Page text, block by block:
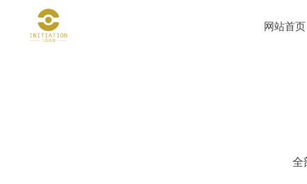
网站首页
全